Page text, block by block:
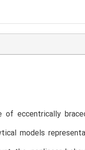
eccentrically
models